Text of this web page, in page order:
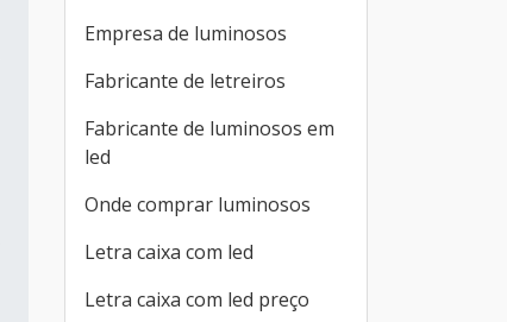
Empresa de luminosos
Fabricante de letreiros
Fabricante de luminosos em
led
Onde comprar luminosos
Letra caixa com led
Letra caixa com led preço